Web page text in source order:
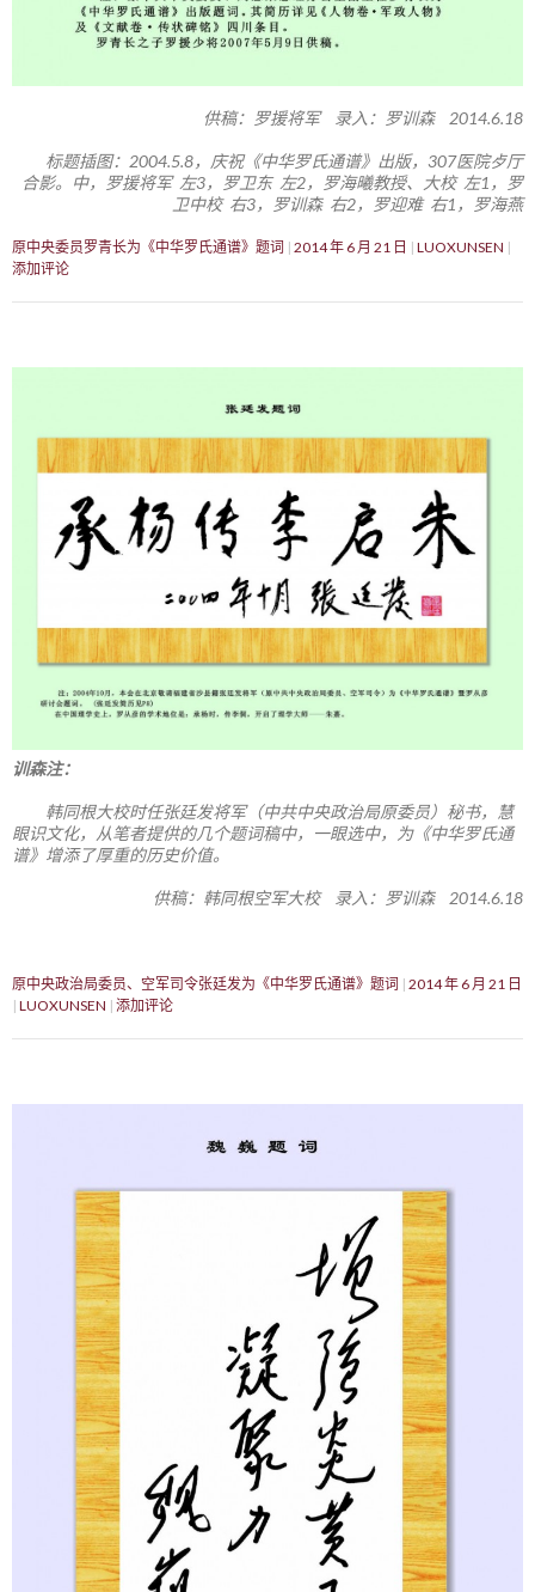
供稿：罗援将军 录入：罗训森 2014.6.18
标题插图：2004.5.8，庆祝《中华罗氏通谱》出版，307医院歺厅
合影。中，罗援将军 左3，罗卫东 左2，罗海曦教授、大校 左1，罗
卫中校 右3，罗训森 右2，罗迎难 右1，罗海燕
原中央委员罗青长为《中华罗氏通谱》题词 2014 年 6 月 21 日
LUOXUNSEN
添加评论
训森注：
韩同根大校时任张廷发将军（中共中央政治局原委员）秘书，慧
眼识文化，从笔者提供的几个题词稿中，一眼选中，为《中华罗氏通
谱》增添了厚重的历史价值。
供稿：韩同根空军大校 录入：罗训森 2014.6.18
原中央政治局委员、空军司令张廷发为《中华罗氏通谱》题词 2014 年 6 月 21 日
LUOXUNSEN 添加评论